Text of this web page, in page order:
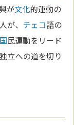
が文化的運動の
が、 チェコ語の
国民運動をリード
立への道を切り